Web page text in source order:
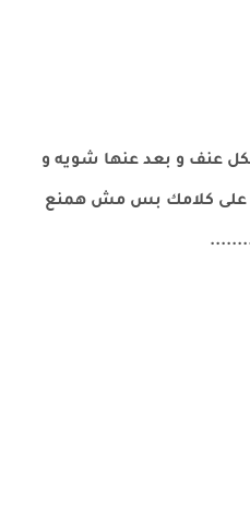
عنف و بعد عنها شويه و
كلامك بس مش همنع